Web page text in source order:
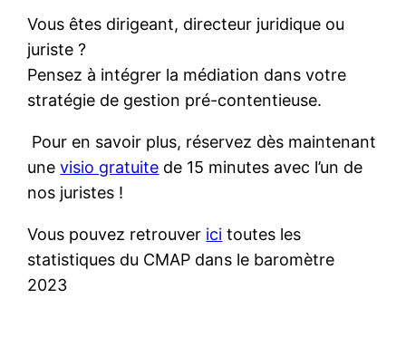
Vous êtes dirigeant, directeur juridique ou
juriste ?
Pensez à intégrer la médiation dans votre
stratégie de gestion pré-contentieuse.
Pour en savoir plus, réservez dès maintenant
unevisio gratuite de 15 minutes avec l’un de
nos juristes !
Vous pouvez retrouver ici toutes les
statistiques du CMAP dans le baromètre
2023